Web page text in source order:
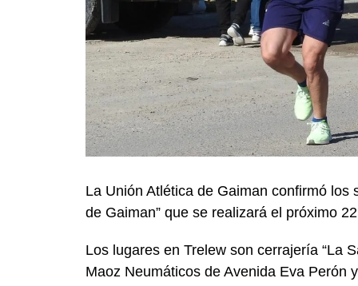
La Unión Atlética de Gaiman confirmó
de Gaiman” que se realizará el próximo
Los lugares en Trelew son cerrajería “La
Maoz Neumáticos de Avenida Eva Perón